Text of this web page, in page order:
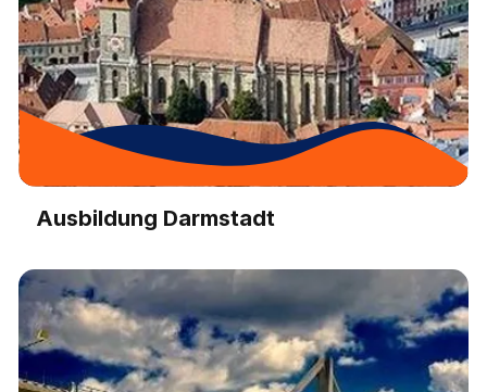
Ausbildung Darmstadt